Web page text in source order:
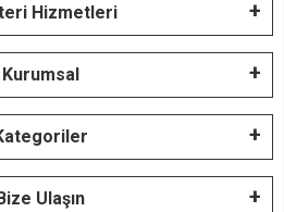
Hizmetleri
Kurumsal
Ulaşın